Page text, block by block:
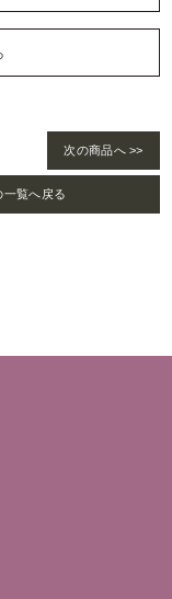
次の商品へ >>
一覧へ戻る